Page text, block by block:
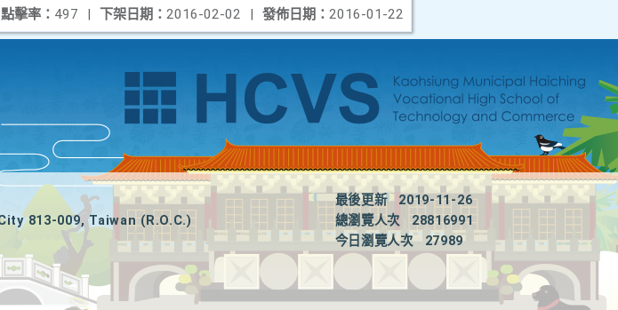
發佈日期： 2016-01-22
下架日期： 2016-02-02 |
點擊率： 497 |
813-009, Taiwan (R.O.C.)
最後更新
2019-11-26
總瀏覽人次
28816991
今日瀏覽人次
27989